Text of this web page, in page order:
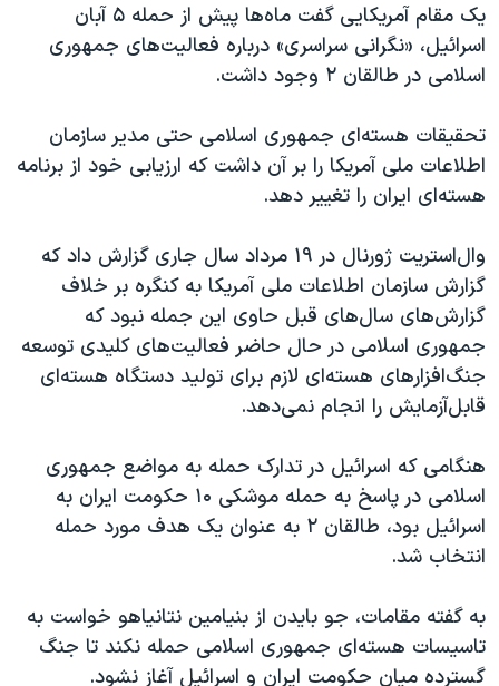
یک مقام آمریکایی گفت ماه‌ها پیش از حمله ۵ آبان
اسرائیل، «نگرانی سراسری» درباره فعالیت‌های جمهوری
اسلامی در طالقان ٢ وجود داشت.
تحقیقات هسته‌ای جمهوری اسلامی حتی مدیر سازمان
اطلاعات ملی آمریکا را بر آن داشت که ارزیابی خود از برنامه
هسته‌ای ایران را تغییر دهد.
وال‌استریت ژورنال در ١٩ مرداد سال جاری گزارش داد که
گزارش سازمان اطلاعات ملی آمریکا به کنگره بر خلاف
گزارش‌های سال‌های قبل حاوی این جمله نبود که
جمهوری اسلامی در حال حاضر فعالیت‌های کلیدی توسعه
جنگ‌افزارهای هسته‌ای لازم برای تولید دستگاه هسته‌ای
قابل‌آزمایش را انجام نمی‌دهد.
هنگامی که اسرائیل در تدارک حمله به مواضع جمهوری
اسلامی در پاسخ به حمله موشکی ۱۰ حکومت ایران به
اسرائیل بود، طالقان ٢ به عنوان یک هدف مورد حمله
انتخاب شد.
به گفته مقامات، جو بایدن از بنیامین نتانیاهو خواست به
تاسیسات هسته‌ای جمهوری اسلامی حمله نکند تا جنگ
گسترده میان حکومت ایران و اسرائیل آغاز نشود.